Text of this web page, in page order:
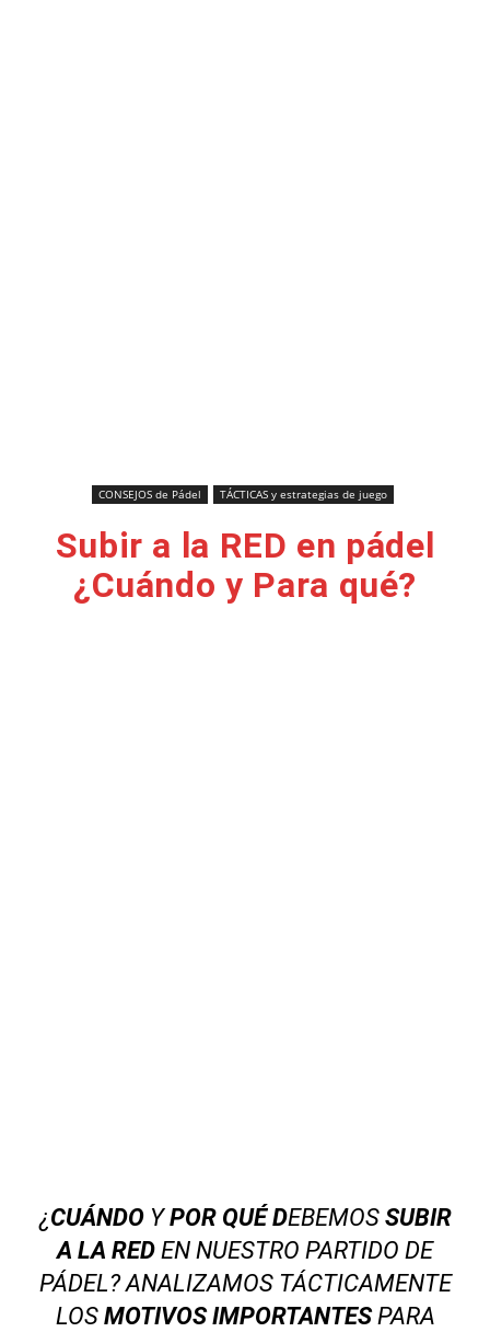
CONSEJOS de Pádel TÁCTICAS y estrategias de juego
Subir a la RED en pádel
¿Cuándo y Para qué?
¿CUÁNDOYPOR QUÉ DEBEMOS SUBIR
A LA RED EN NUESTRO PARTIDO DE
PÁDEL? ANALIZAMOS TÁCTICAMENTE
LOS MOTIVOS IMPORTANTESPARA